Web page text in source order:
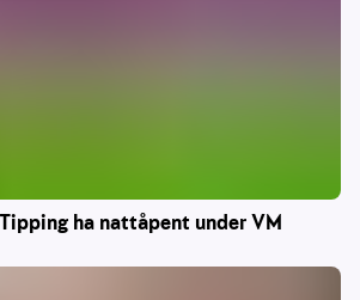
ha nattåpent under VM